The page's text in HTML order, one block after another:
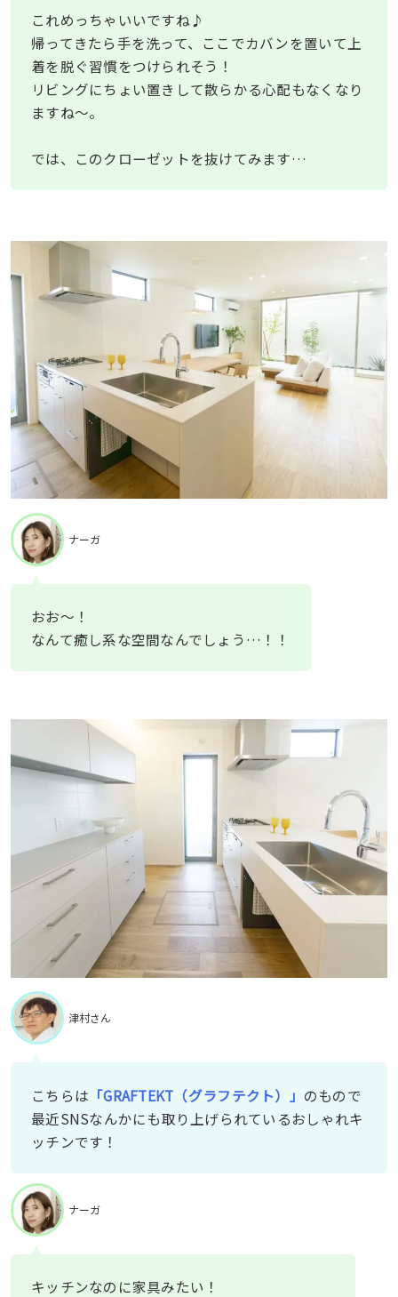
これめっちゃいいですね♪
帰ってきたら手を洗って、ここでカバンを置いて上
着を脱ぐ習慣をつけられそう！
リビングにちょい置きして散らかる心配もなくなり
ますね〜。
では、このクローゼットを抜けてみます…
ナーガ
おお〜！
なんて癒し系な空間なんでしょう…！！
津村さん
こちらは 「GRAFTEKT（グラフテクト）」 のもので
最近SNSなんかにも取り上げられているおしゃれキ
ッチンです！
ナーガ
キッチンなのに家具みたい！